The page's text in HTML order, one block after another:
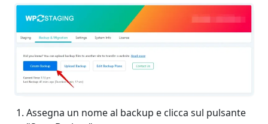
Assegna un nome al backup e clicca sul pulsante